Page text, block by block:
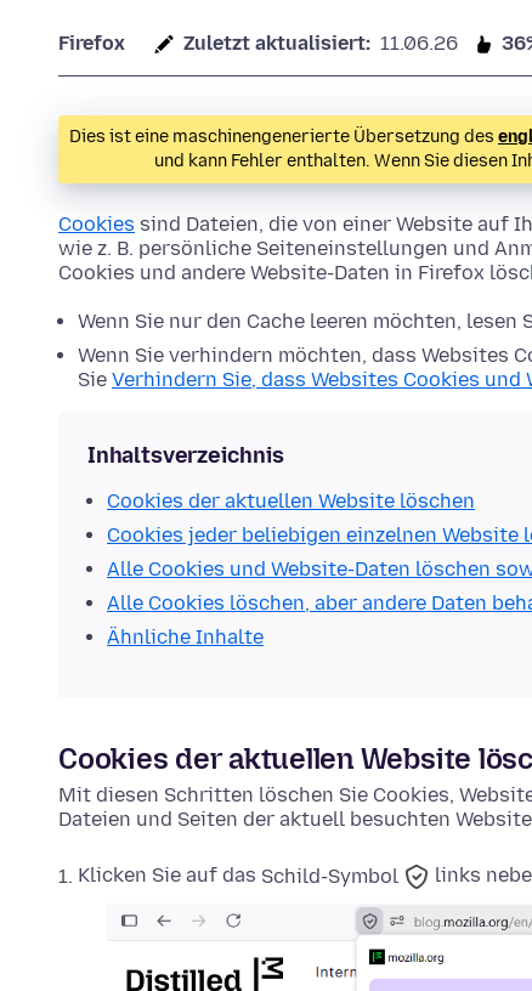
Firefox Zuletzt aktualisiert: 11.06.26
Dies ist eine maschinengenerierte Übersetzung des
und kann Fehler enthalten. Wenn Sie diesen
Cookies sind Dateien, die von einer Website auf
wie z. B. persönliche Seiteneinstellungen und
Cookies und andere Website-Daten in Firefox
Wenn Sie nur den Cache leeren möchten, lesen
Wenn Sie verhindern möchten, dass Websites
Sie Verhindern Sie, dass Websites Cookies
Inhaltsverzeichnis
Cookies der aktuellen Website löschen
Cookies jeder beliebigen einzelnen Website
Alle Cookies und Website-Daten löschen
Alle Cookies löschen, aber andere Daten
Ähnliche Inhalte
Cookies der aktuellen Website
Mit diesen Schritten löschen Sie Cookies,
Dateien und Seiten der aktuell besuchten
Klicken Sie auf das Schild-Symbol links